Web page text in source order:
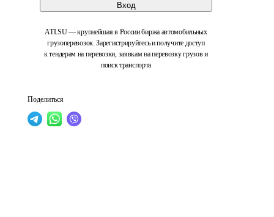
Вход
ATI.SU — крупнейшая в России биржа автомобильных
грузоперевозок. Зарегистрируйтесь и получите доступ
к тендерам на перевозки, заявкам на перевозку грузов и
поиск транспорта
Поделиться